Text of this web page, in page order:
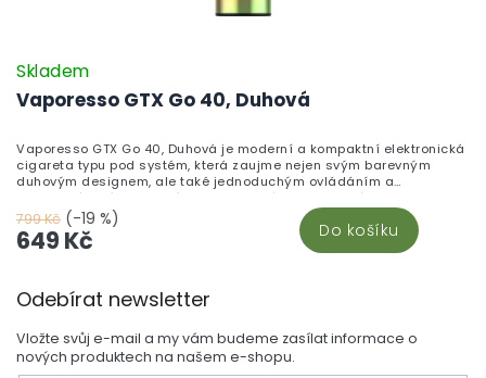
Vaporesso GTX Go 40, Duhová
Skladem
799 Kč (-19 %)
649 Kč Do košíku
Vaporesso GTX Go 40, Duhová je moderní a kompaktní elektronická
cigareta typu pod systém, která zaujme nejen svým barevným
duhovým designem, ale také jednoduchým ovládáním a
spolehlivým výkonem. Díky integrované baterii, velkému objemu
cartridge a možnosti výměny žhavicích hlav je ideální volbou pro
každodenní vapování bez složitého nastavování.
Odebírat newsletter
Vložte svůj e-mail a my vám budeme zasílat informace o
nových produktech na našem e-shopu.